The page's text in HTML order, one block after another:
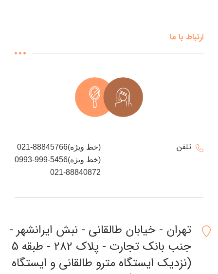
ارتباط با ما
تلفن
021-88845766(خط ویژه)
0993-999-5456(خط ویژه)
021-88840872
تهران - خیابان طالقانی - نبش ایرانشهر -
جنب بانک تجارت - پلاک 282 - طبقه 5
(نزدیک ایستگاه مترو طالقانی و ایستگاه